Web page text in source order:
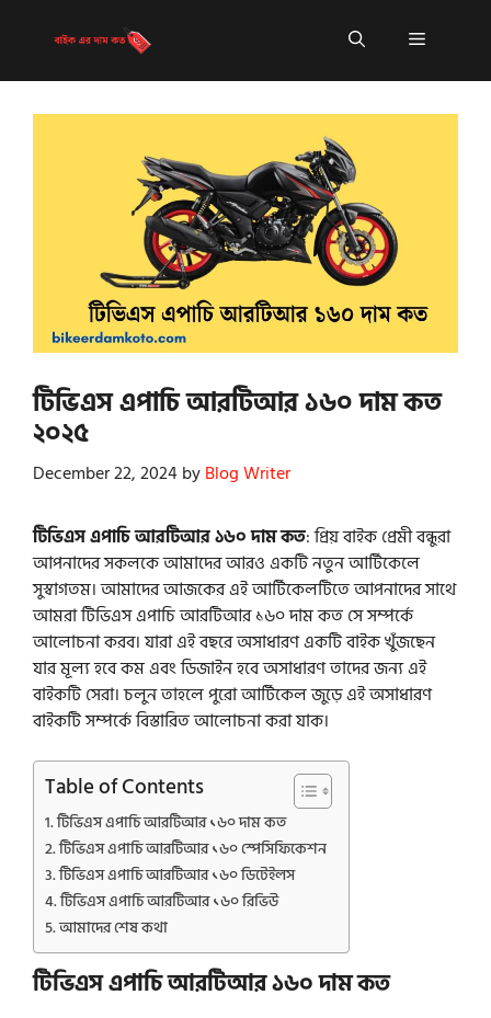
Menu
টিভিএস এপাচি আরটিআর ১৬০ দাম কত
২০২৫
December 22, 2024byBlog Writer
টিভিএস এপাচি আরটিআর ১৬০ দাম কত: প্রিয় বাইক প্রেমী বন্ধুরা
আপনাদের সকলকে আমাদের আরও একটি নতুন আর্টিকেলে
সুস্বাগতম। আমাদের আজকের এই আর্টিকেলটিতে আপনাদের সাথে
আমরা টিভিএস এপাচি আরটিআর ১৬০ দাম কত সে সম্পর্কে
আলোচনা করব। যারা এই বছরে অসাধারণ একটি বাইক খুঁজছেন
যার মূল্য হবে কম এবং ডিজাইন হবে অসাধারণ তাদের জন্য এই
বাইকটি সেরা। চলুন তাহলে পুরো আর্টিকেল জুড়ে এই অসাধারণ
বাইকটি সম্পর্কে বিস্তারিত আলোচনা করা যাক।
Table of Contents
টিভিএস এপাচি আরটিআর ১৬০ দাম কত
টিভিএস এপাচি আরটিআর ১৬০ স্পেসিফিকেশন
টিভিএস এপাচি আরটিআর ১৬০ ডিটেইলস
টিভিএস এপাচি আরটিআর ১৬০ রিভিউ
আমাদের শেষ কথা
টিভিএস এপাচি আরটিআর ১৬০ দাম কত